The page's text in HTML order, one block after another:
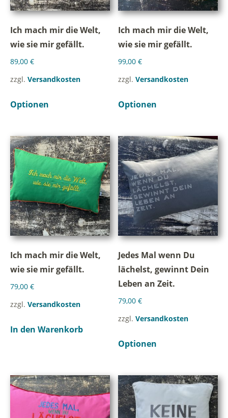
Ich mach mir die Welt,
wie sie mir gefällt.
89,00 €
zzgl. Versandkosten
Optionen
Ich mach mir die Welt,
wie sie mir gefällt.
99,00€
zzgl.Versandkosten
Optionen
Ich mach mir die Welt,
wie sie mir gefällt.
79,00 €
zzgl. Versandkosten
In den Warenkorb
Jedes Mal wenn Du
lächelst, gewinnt Dein
Leben an Zeit.
79,00€
zzgl.Versandkosten
Optionen